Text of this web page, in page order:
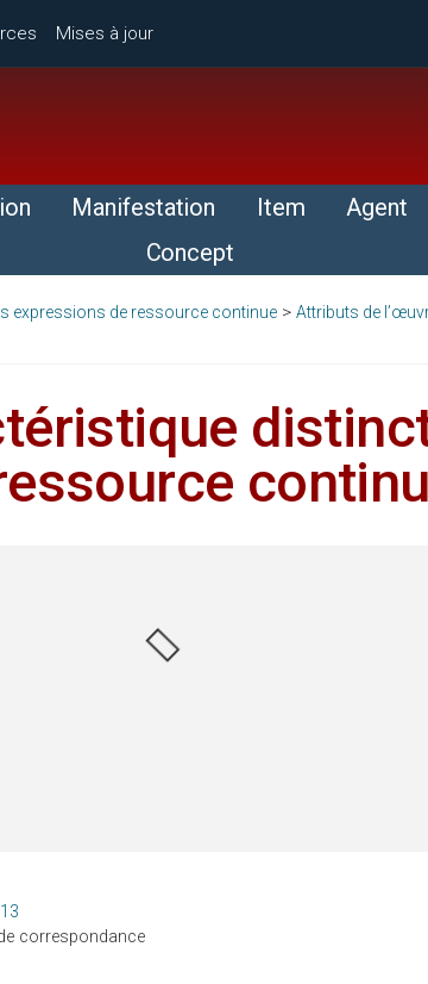
Mises à jour
Manifestation Item
Agent
Concept
expressions de ressource continue >Attributs de
correspondance